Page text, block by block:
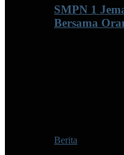
SMPN 1
Bersama
Berita